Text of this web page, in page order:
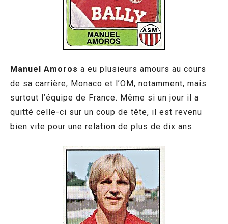
Manuel Amoros a eu plusieurs amours au cours
de sa carrière, Monaco et l’OM, notamment, mais
surtout l’équipe de France. Même si un jour il a
quitté celle-ci sur un coup de tête, il est revenu
bien vite pour une relation de plus de dix ans.